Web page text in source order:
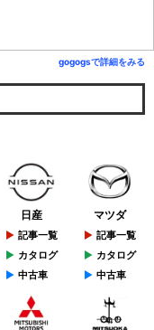
gogogsで詳細をみる
日産
記事一覧
カタログ
中古車
マツダ
記事一覧
カタログ
中古車